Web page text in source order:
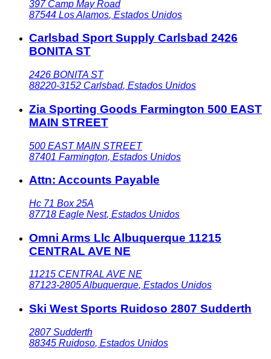
397 Camp May Road
87544 Los Alamos, Estados Unidos
Carlsbad Sport Supply Carlsbad 2426
BONITA ST
2426 BONITA ST
88220-3152 Carlsbad, Estados Unidos
Zia Sporting Goods Farmington 500 EAST
MAIN STREET
500 EAST MAIN STREET
87401 Farmington, Estados Unidos
Attn: Accounts Payable
Hc 71 Box 25A
87718 Eagle Nest, Estados Unidos
Omni Arms Llc Albuquerque 11215
CENTRAL AVE NE
11215 CENTRAL AVE NE
87123-2805Albuquerque, Estados Unidos
Ski West Sports Ruidoso 2807 Sudderth
2807 Sudderth
88345 Ruidoso, Estados Unidos